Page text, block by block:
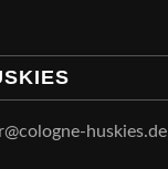
huskies.de